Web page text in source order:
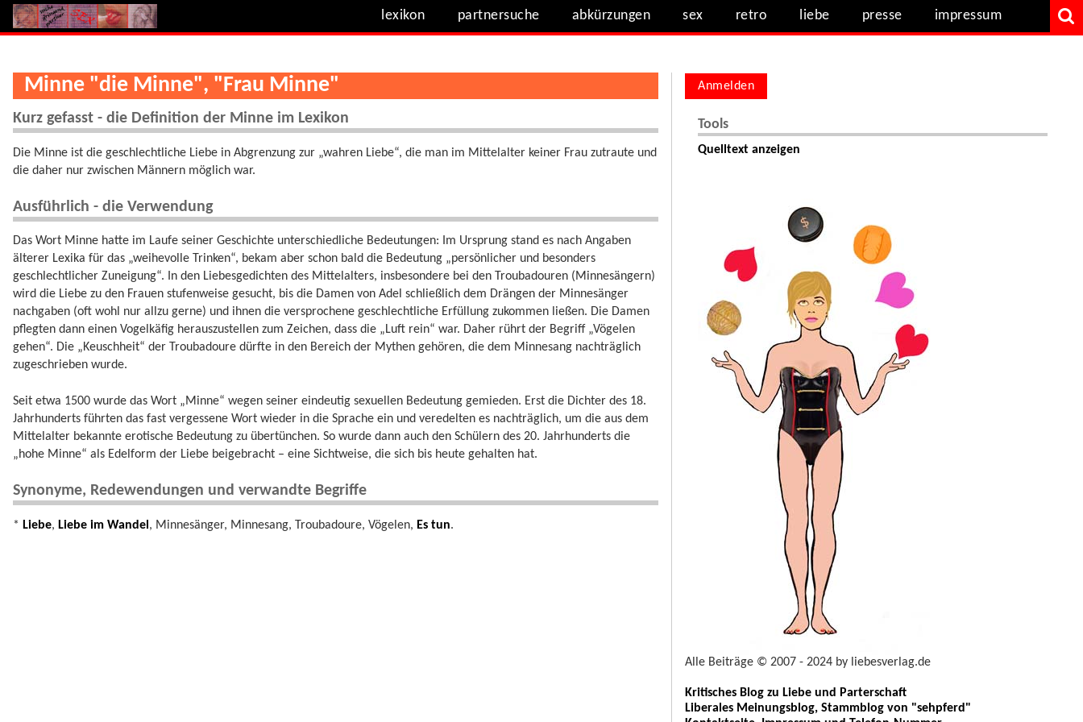
lexikon partnersuche abkürzungen sex retro liebe presse impressum
Minne "die Minne", "Frau Minne"
Kurz gefasst - die Definition der Minne im Lexikon
Die Minne ist die geschlechtliche Liebe in Abgrenzung zur „wahren Liebe“, die man im Mittelalter keiner Frau zutraute und
die daher nur zwischen Männern möglich war.
Ausführlich - die Verwendung
Das Wort Minne hatte im Laufe seiner Geschichte unterschiedliche Bedeutungen: Im Ursprung stand es nach Angaben
älterer Lexika für das „weihevolle Trinken“, bekam aber schon bald die Bedeutung „persönlicher und besonders
geschlechtlicher Zuneigung“. In den Liebesgedichten des Mittelalters, insbesondere bei den Troubadouren (Minnesängern)
wird die Liebe zu den Frauen stufenweise gesucht, bis die Damen von Adel schließlich dem Drängen der Minnesänger
nachgaben (oft wohl nur allzu gerne) und ihnen die versprochene geschlechtliche Erfüllung zukommen ließen. Die Damen
pflegten dann einen Vogelkäfig herauszustellen zum Zeichen, dass die „Luft rein“ war. Daher rührt der Begriff „Vögelen
gehen“. Die „Keuschheit“ der Troubadoure dürfte in den Bereich der Mythen gehören, die dem Minnesang nachträglich
zugeschrieben wurde.
Seit etwa 1500 wurde das Wort „Minne“ wegen seiner eindeutig sexuellen Bedeutung gemieden. Erst die Dichter des 18.
Jahrhunderts führten das fast vergessene Wort wieder in die Sprache ein und veredelten es nachträglich, um die aus dem
Mittelalter bekannte erotische Bedeutung zu übertünchen. So wurde dann auch den Schülern des 20. Jahrhunderts die
„hohe Minne“ als Edelform der Liebe beigebracht – eine Sichtweise, die sich bis heute gehalten hat.
Synonyme, Redewendungen und verwandte Begriffe
* Liebe, Liebe im Wandel , Minnesänger, Minnesang, Troubadoure, Vögelen, Es tun.
Anmelden
Tools
Quelltext anzeigen
Alle Beiträge © 2007 - 2024 by liebesverlag.de
Kritisches Blog zu Liebe und Parterschaft
Liberales Meinungsblog, Stammblog von "sehpferd"